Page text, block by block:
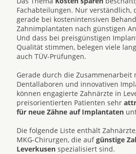
Fachabteilungen. Nur verständlich,
gerade bei kostenintensiven
Zahnimplantaten nach günstigen
Und dass bei preisgünstigen
Qualität stimmen, belegen viele
auch TÜV-Prüfungen.
Gerade durch die Zusammenarbeit
Dentallaboren und innovativen
können engagierte Zahnärzte in
preisorientierten Patienten sehr
für neue Zähne auf Implantaten
Die folgende Liste enthält
MKG-Chirurgen, die aufgünstige
Leverkusen spezialisiert sind.